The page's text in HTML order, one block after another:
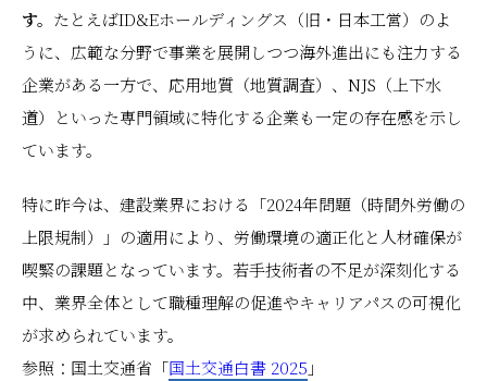
す。 たとえばID&Eホールディングス（旧・日本工営）のよ
うに、広範な分野で事業を展開しつつ海外進出にも注力する
企業がある一方で、応用地質（地質調査）、NJS（上下水
道）といった専門領域に特化する企業も一定の存在感を示し
ています。
特に昨今は、建設業界における「2024年問題（時間外労働の
上限規制）」の適用により、労働環境の適正化と人材確保が
喫緊の課題となっています。若手技術者の不足が深刻化する
中、業界全体として職種理解の促進やキャリアパスの可視化
が求められています。
参照：国土交通省「国土交通白書 2025 」